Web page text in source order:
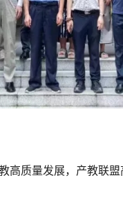
高质量发展，产教联